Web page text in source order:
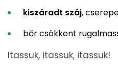
kiszáradt száj,
bőr csökkent
Itassuk, itassuk, itassuk!